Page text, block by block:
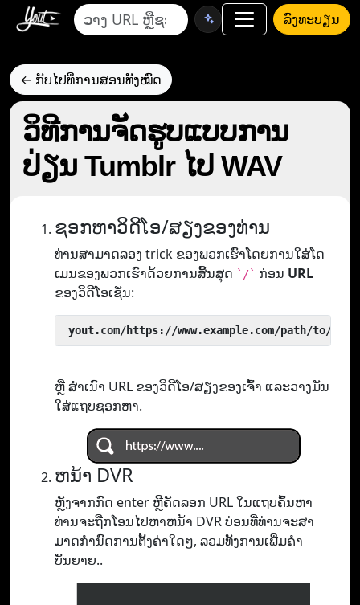
ລົງທະບຽນ
← ກັບໄປທີ່ການສອນທັງໝົດ
ວິທີການຈັດຮູບແບບການ
ປ່ຽນ Tumblr ໄປ WAV
ຊອກຫາວິດີໂອ/ສຽງຂອງທ່ານ
ທ່ານສາມາດລອງ trick ຂອງພວກເຮົາໂດຍການໃສ່ໂດ
ເມນຂອງພວກເຮົາດ້ວຍການສິ້ນສຸດ `/` ກ່ອນ URL
ຂອງວິດີໂອເຊັ່ນ:
yout.com/https://www.example.com/path/to/
ຫຼື ສຳເນົາ URL ຂອງວິດີໂອ/ສຽງຂອງເຈົ້າ ແລະວາງມັນ
ໃສ່ແຖບຊອກຫາ.
ຫນ້າ DVR
ຫຼັງຈາກກົດ enter ຫຼືຄັດລອກ URL ໃນແຖບຄົ້ນຫາ
ທ່ານຈະຖືກໂອນໄປຫາຫນ້າ DVR ບ່ອນທີ່ທ່ານຈະສາ
ມາດກໍານົດການຕັ້ງຄ່າໃດໆ, ລວມທັງການເພີ່ມຄໍາ
ບັນຍາຍ..